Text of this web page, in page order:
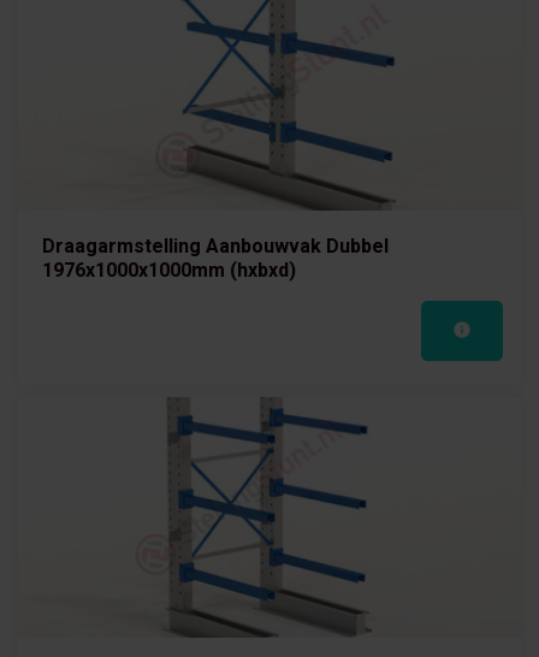
Draagarmstelling Aanbouwvak Dubbel
1976x1000x1000mm (hxbxd)